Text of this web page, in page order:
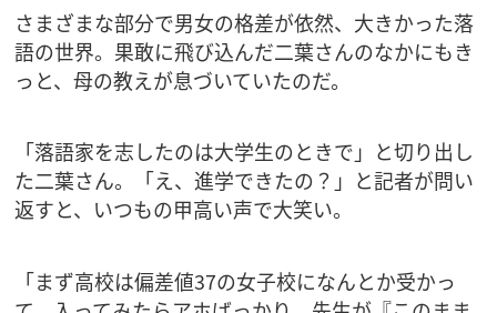
さまざまな部分で男女の格差が依然、大きかった落
語の世界。果敢に飛び込んだ二葉さんのなかにもき
っと、母の教えが息づいていたのだ。
「落語家を志したのは大学生のときで」と切り出し
た二葉さん。「え、進学できたの？」と記者が問い
返すと、いつもの甲高い声で大笑い。
「まず高校は偏差値37の女子校になんとか受かっ